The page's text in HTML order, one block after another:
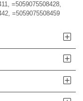
=5059075508428,
=5059075508459